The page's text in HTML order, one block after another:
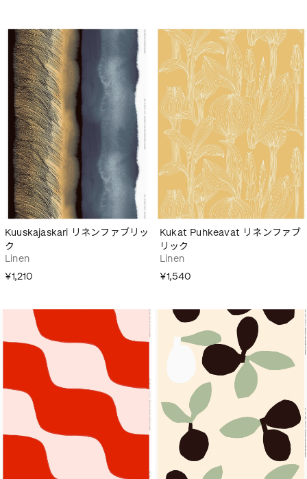
Kuuskajaskari リネンファブリッ
ク
Linen
¥1,210
Kukat Puhkeavat リネンファブ
リック
Linen
¥1,540